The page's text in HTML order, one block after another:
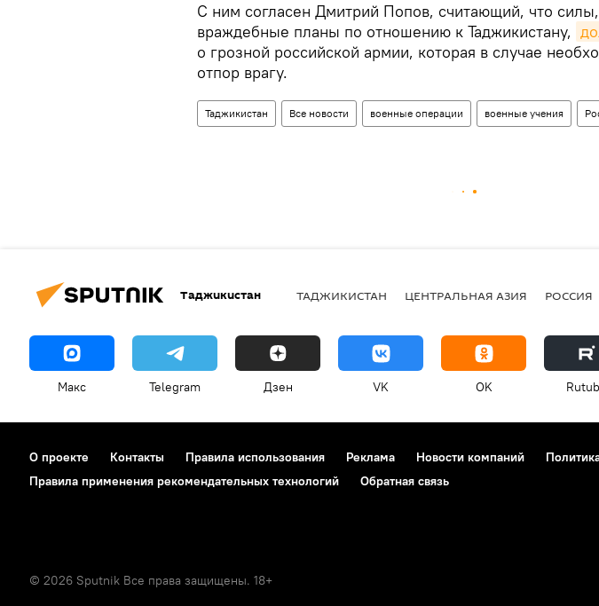
С ним согласен Дмитрий Попов, считающий, что
враждебные планы по отношению к Таджикистану,
о грозной российской армии, которая в случае
отпор врагу.
Таджикистан Все новости военные операции военные учения
Таджикистан ТАДЖИКИСТАН ЦЕНТРАЛЬНАЯ АЗИЯ РОССИЯ
Макс Telegram Дзен VK OK
О проекте Контакты Правила использования Реклама Новости компаний
Правила применения рекомендательных технологий
Обратная связь
© 2026 Sputnik Все права защищены. 18+